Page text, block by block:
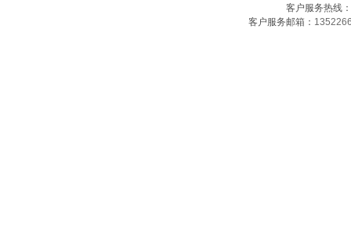
客户服务热线
客户服务邮箱：